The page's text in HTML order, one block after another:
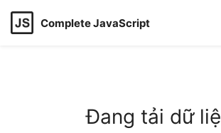
Complete JavaScript
Đang tải dữ